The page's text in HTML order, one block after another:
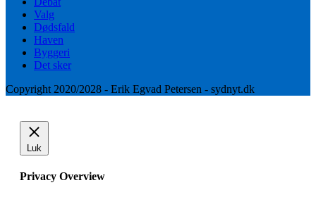
Valg
Dødsfald
Haven
Byggeri
Det sker
Copyright 2020/2028 - Erik Egvad Petersen - sydnyt.dk
Luk
Privacy Overview